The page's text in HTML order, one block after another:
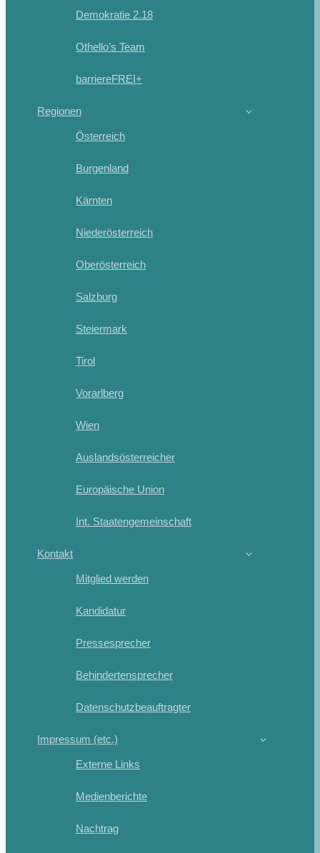
Demokratie 2.18
Othello’s Team
barriereFREI+
Regionen
Österreich
Burgenland
Kärnten
Niederösterreich
Oberösterreich
Salzburg
Steiermark
Tirol
Vorarlberg
Wien
Auslandsösterreicher
Europäische Union
Int. Staatengemeinschaft
Kontakt
Mitglied werden
Kandidatur
Pressesprecher
Behindertensprecher
Datenschutzbeauftragter
Impressum (etc.)
Externe Links
Medienberichte
Nachtrag